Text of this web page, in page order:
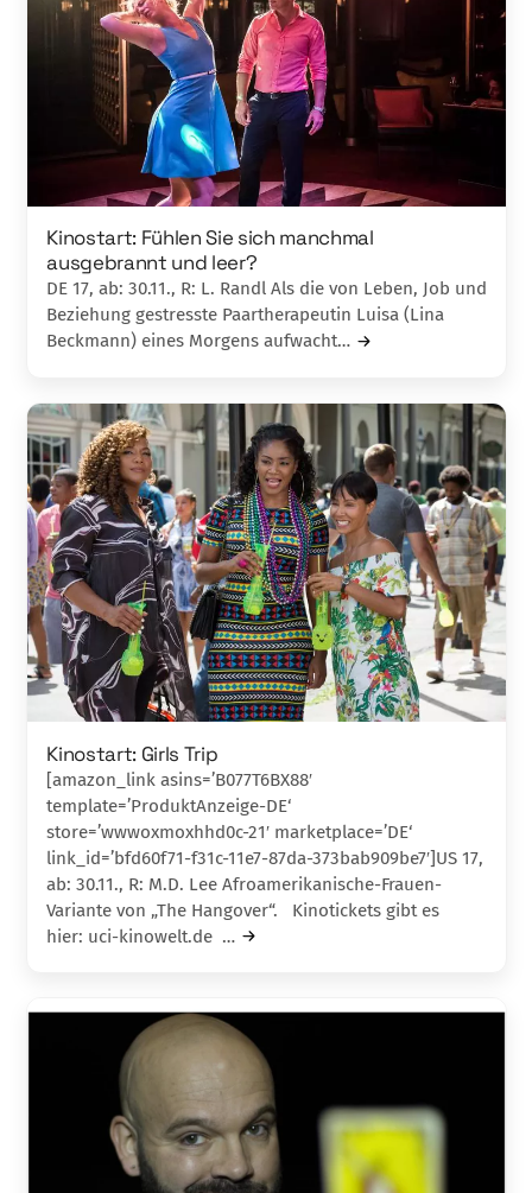
Kinostart: Fühlen Sie sich manchmal
ausgebrannt und leer?
DE 17, ab: 30.11., R: L. Randl Als die von Leben, Job und
Beziehung gestresste Paartherapeutin Luisa (Lina
Beckmann) eines Morgens aufwacht…
Kinostart: Girls Trip
[amazon_link asins=’B077T6BX88′
template=’ProduktAnzeige-DE‘
store=’wwwoxmoxhhd0c-21′ marketplace=’DE‘
link_id=’bfd60f71-f31c-11e7-87da-373bab909be7′]US 17,
ab: 30.11., R: M.D. Lee Afroamerikanische-Frauen-
Variante von „The Hangover“. Kinotickets gibt es
hier: uci-kinowelt.de …